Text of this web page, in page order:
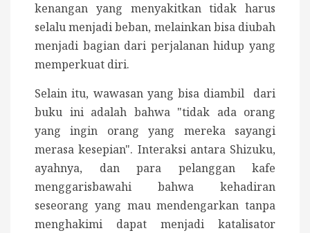
kenangan yang menyakitkan tidak harus
selalu menjadi beban, melainkan bisa diubah
menjadi bagian dari perjalanan hidup yang
memperkuat diri.
Selain itu, wawasan yang bisa diambil dari
buku ini adalah bahwa "tidak ada orang
yang ingin orang yang mereka sayangi
merasa kesepian". Interaksi antara Shizuku,
ayahnya, dan para pelanggan kafe
menggarisbawahi bahwa kehadiran
seseorang yang mau mendengarkan tanpa
menghakimi dapat menjadi katalisator